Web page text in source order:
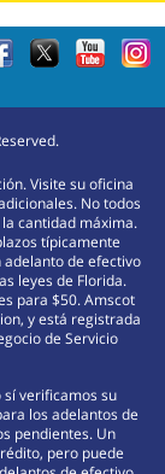
Visite su oficina
No todos
cantidad máxima.
típicamente
adelanto de efectivo
leyes de Florida.
para $50. Amscot
y está registrada
de Servicio
verificamos su
los adelantos de
pendientes. Un
pero puede